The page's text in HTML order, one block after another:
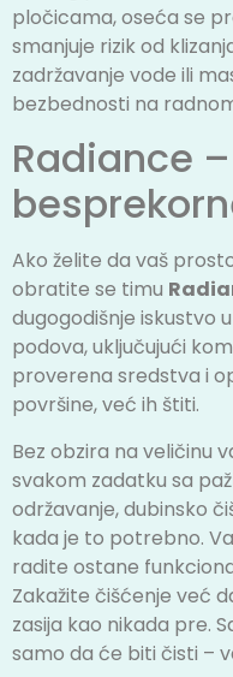
pločicama, oseća se
smanjuje rizik od
zadržavanje vode ili
bezbednosti na
Radiance
Ako želite da vaš
obratite se timu
dugogodišnje iskustvo
podova, uključujući
proverena sredstva i
površine, već ih štiti.
Bez obzira na veličinu
svakom zadatku sa
održavanje, dubinsko
kada je to potrebno.
radite ostane
Zakažite čišćenje već
zasija kao nikada pre.
samo da će biti čisti –